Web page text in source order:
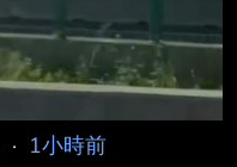
· 1小時前